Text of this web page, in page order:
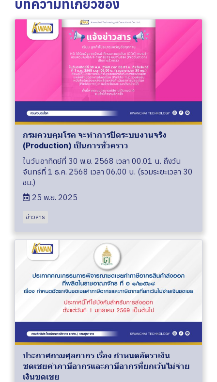
บทความที่เกี่ยวข้อง
กรมควบคุมโรค จะทำการปิดระบบงานจริง
(Production) เป็นการชั่วคราว
ในวันอาทิตย์ที่ 30 พ.ย. 2568 เวลา 00.01 น. ถึงวัน
จันทร์ที่ 1 ธ.ค. 2568 เวลา 06.00 น. (รวมระยะเวลา 30
ชม.)
25 พ.ย. 2025
ข่าวสาร
ประกาศกรมศุลกากร เรื่อง กำหนดอัตราเงิน
ชดเชยค่าภาษีอากรและภาษีอากรที่ยกเว้นไม่จ่าย
เงินชดเชย